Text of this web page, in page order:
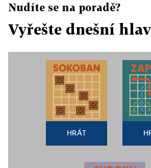
Nudíte se na poradě?
Vyřešte dnešní
HRÁT